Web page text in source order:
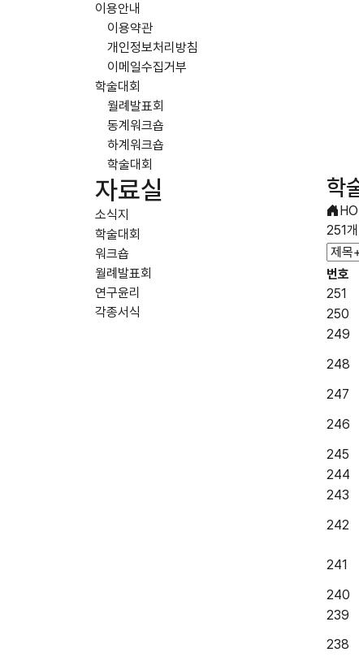
이용안내
이용약관
개인정보처리방침
이메일수집거부
학술대회
월례발표회
동계워크숍
하계워크숍
학술대회
자료실
소식지
학술대회
워크숍
월례발표회
연구윤리
각종서식
학
251
번호
251
250
249
248
247
246
245
244
243
242
241
240
239
238